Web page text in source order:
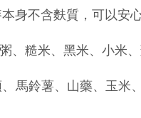
身不含麩質，可以安
、糙米、黑米、小米
馬鈴薯、山藥、玉米